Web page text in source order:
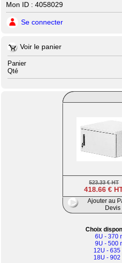
Mon ID : 4058029
Se connecter
Voir le panier
Panier
Qté
523.33 € HT
418.66 €
Ajouter au
Devis
Choix
6U - 370
9U - 500
12U - 635
18U - 902